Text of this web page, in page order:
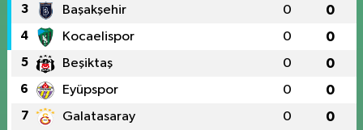
3 Başakşehir 0 0
4 Kocaelispor 0 0
5 Beşiktaş 0 0
6 Eyüpspor 0 0
7 Galatasaray 0 0